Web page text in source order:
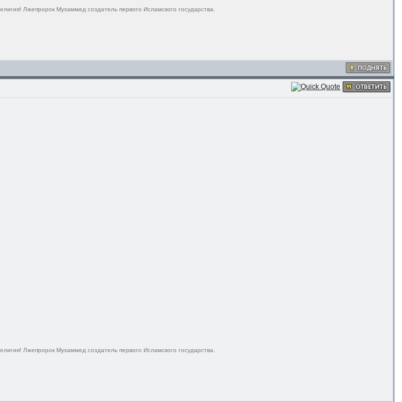
Лжепророк Мухаммед создатель первого Исламского государства.
Лжепророк Мухаммед создатель первого Исламского государства.